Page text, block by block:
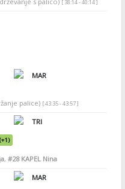
[ 38:14 - 40:14 ]
MAR
palice) [ 43:35 - 43:57 ]
TRI
(+1)
, #28KAPEL Nina
MAR